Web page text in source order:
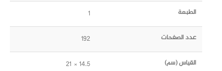
الطبعة 1
عدد الصفحات 192
القياس (سم) 14.5 × 21